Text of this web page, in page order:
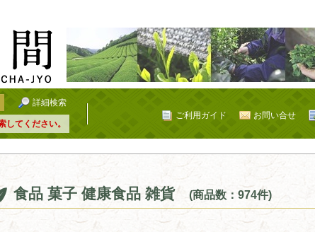
詳細検索
てください。
お問い合せ
ご利用ガイド
食品 菓子 健康食品 雑貨 (商品数：974件)